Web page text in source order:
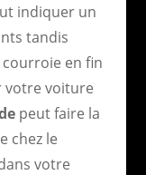
indiquer un
tandis
en fin
votre voiture
peut faire la
chez le
votre